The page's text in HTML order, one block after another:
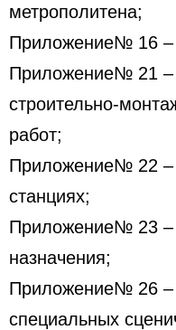
метрополитена;
Приложение№ 16 –
Приложение№ 21 –
строительно-
работ;
Приложение№ 22 –
станциях;
Приложение№ 23 –
назначения;
Приложение№ 26 –
специальных